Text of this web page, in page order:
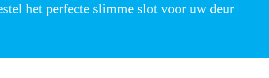
het perfecte slimme slot voor uw deur